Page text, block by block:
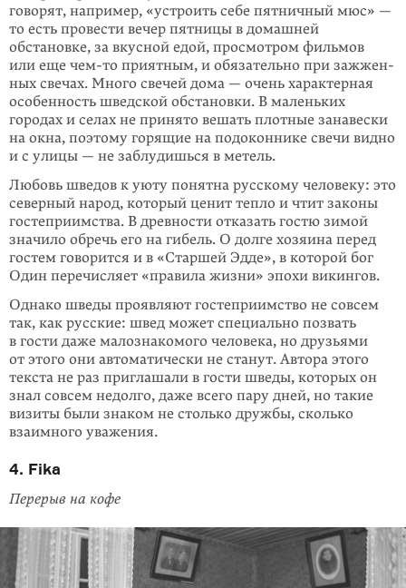
говорят, например, «устроить себе пятничный мюс» —
то есть провести вечер пятницы в домашней
обстановке, за вкусной едой, просмотром фильмов
или еще чем-то приятным, и обязательно при зажжен­
ных свечах. Много свечей дома — очень характерная
особенность шведской обстановки. В маленьких
городах и селах не принято вешать плотные занавески
на окна, поэтому горящие на подоконнике свечи видно
и с улицы — не заблудишься в метель.
Любовь шведов к уюту понятна русскому человеку: это
северный народ, кото­рый ценит тепло и чтит законы
гостеприимства. В древности отказать гостю зимой
значило обречь его на гибель. О долге хозяина перед
гостем говорится и в «Старшей Эдде», в которой бог
Один перечисляет «правила жизни» эпохи викингов.
Однако шведы проявляют гостеприимство не совсем
так, как русские: швед может специально позвать
в гости даже малознакомого человека, но друзьями
от этого они автоматически не станут. Автора этого
текста не раз приглашали в гости шведы, которых он
знал совсем недолго, даже всего пару дней, но такие
визиты были знаком не столько дружбы, сколько
взаимного уважения.
4. Fika
Перерыв на кофе